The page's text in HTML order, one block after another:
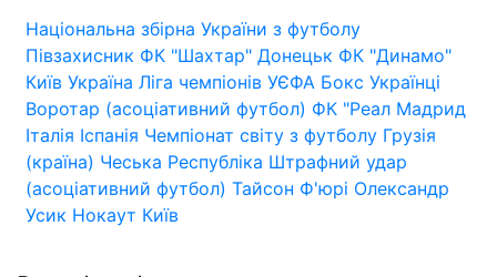
Національна збірна України з футболу
Півзахисник ФК "Шахтар" Донецьк ФК "Динамо"
Київ Україна Ліга чемпіонів УЄФА Бокс Українці
Воротар (асоціативний футбол) ФК "Реал Мадрид
Італія Іспанія Чемпіонат світу з футболу Грузія
(країна) Чеська Республіка Штрафний удар
(асоціативний футбол) Тайсон Ф'юрі Олександр
Усик Нокаут Київ